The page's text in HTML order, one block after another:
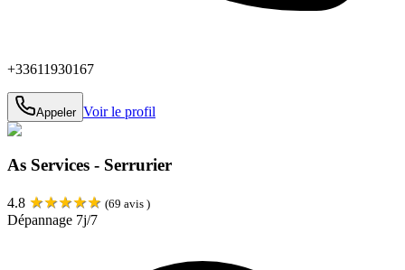
+33611930167
Appeler Voir le profil
As Services - Serrurier
4.8 ★★★★★ (69 avis )
Dépannage 7j/7